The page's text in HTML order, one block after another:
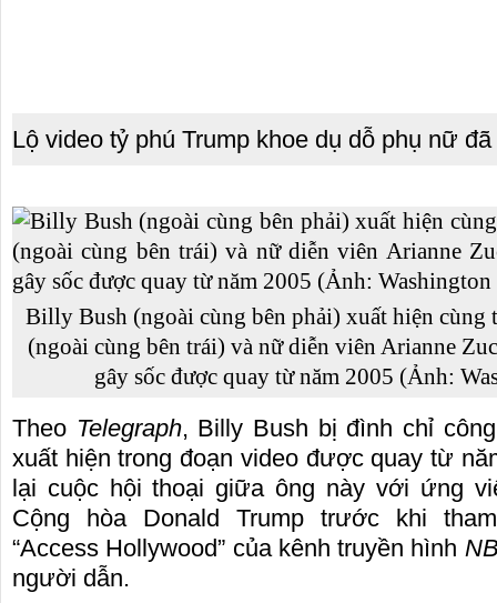
Lộ video tỷ phú Trump khoe dụ dỗ phụ nữ
Billy Bush (ngoài cùng bên phải) xuất hiện cùng
(ngoài cùng bên trái) và nữ diễn viên Arianne
gây sốc được quay từ năm 2005 (Ảnh:
Theo Telegraph, Billy Bush bị đình chỉ
xuất hiện trong đoạn video được quay từ
lại cuộc hội thoại giữa ông này với ứng
Cộng hòa Donald Trump trước khi
“Access Hollywood” của kênh truyền hình
người dẫn.
cho thue
thuê xe
thuê xe
đà nẵng,
Cho thuê nhà nguyên căn Phú Yên, chuyên cho
tại Tuy Hòa - Phú Yên.